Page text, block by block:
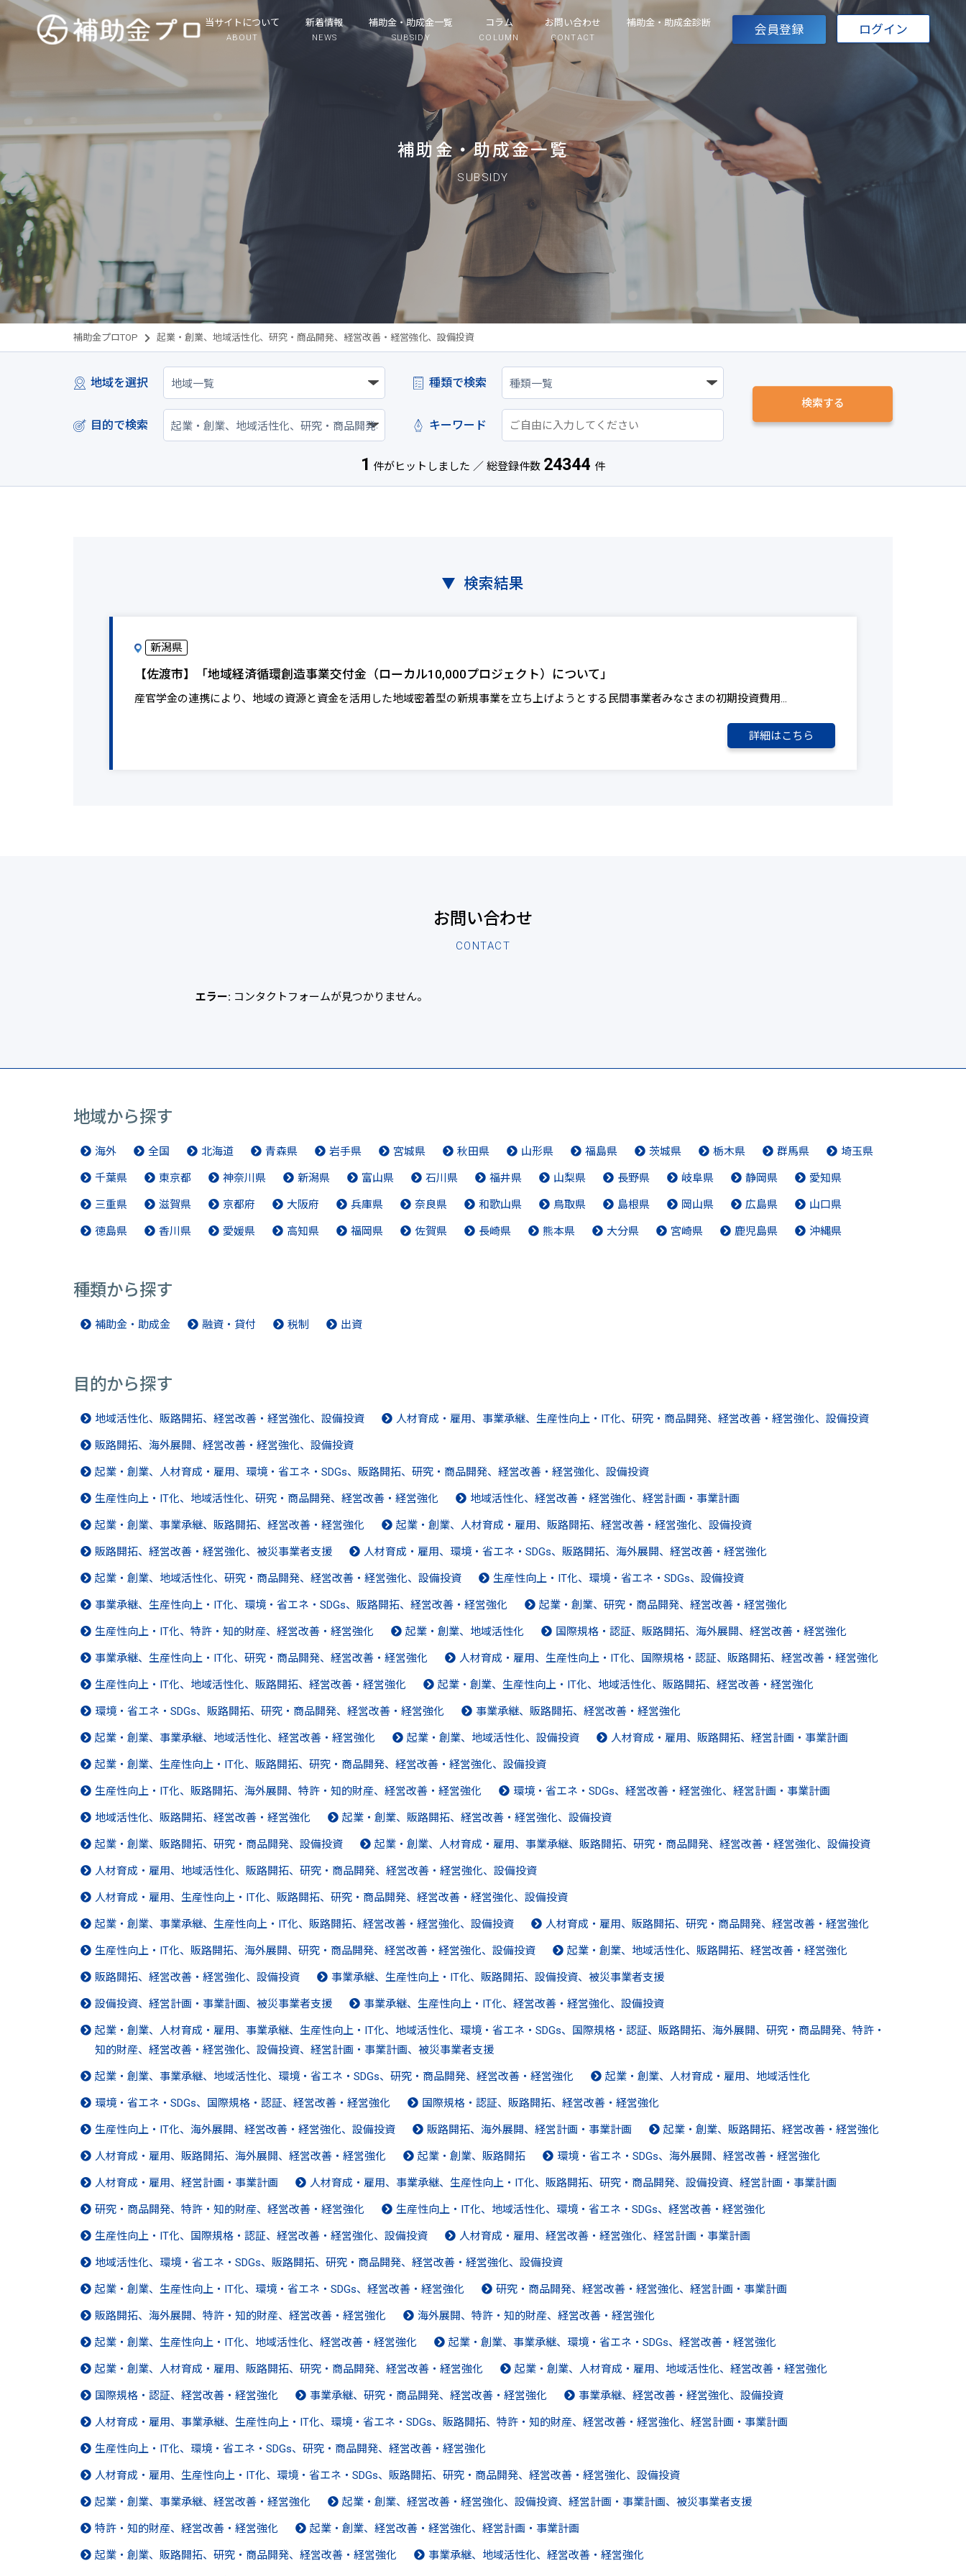
当サイトについて
ABOUT
新着情報
NEWS
補助金・助成金一覧
SUBSIDY
コラム
COLUMN
お問い合わせ
CONTACT
補助金・助成金診断 会員登録 ログイン
補助金・助成金一覧
SUBSIDY
補助金プロTOP 起業・創業、地域活性化、研究・商品開発、経営改善・経営強化、設備投資
地域を選択 種類で検索
目的で検索 キーワード
1 件がヒットしました ／ 総登録件数 24344 件
検索結果
新潟県
【佐渡市】「地域経済循環創造事業交付金（ローカル10,000プロジェクト）について」
産官学金の連携により、地域の資源と資金を活用した地域密着型の新規事業を立ち上げようとする民間事業者みなさまの初期投資費用…
詳細はこちら
お問い合わせ
CONTACT
エラー: コンタクトフォームが見つかりません。
地域から探す
海外 全国 北海道 青森県 岩手県 宮城県 秋田県 山形県 福島県 茨城県 栃木県 群馬県 埼玉県
千葉県 東京都 神奈川県 新潟県 富山県 石川県 福井県 山梨県 長野県 岐阜県 静岡県 愛知県
三重県 滋賀県 京都府 大阪府 兵庫県 奈良県 和歌山県 鳥取県 島根県 岡山県 広島県 山口県
徳島県 香川県 愛媛県 高知県 福岡県 佐賀県 長崎県 熊本県 大分県 宮崎県 鹿児島県 沖縄県
種類から探す
補助金・助成金 融資・貸付 税制 出資
目的から探す
地域活性化、販路開拓、経営改善・経営強化、設備投資 人材育成・雇用、事業承継、生産性向上・IT化、研究・商品開発、経営改善・経営強化、設備投資
販路開拓、海外展開、経営改善・経営強化、設備投資
起業・創業、人材育成・雇用、環境・省エネ・SDGs、販路開拓、研究・商品開発、経営改善・経営強化、設備投資
生産性向上・IT化、地域活性化、研究・商品開発、経営改善・経営強化 地域活性化、経営改善・経営強化、経営計画・事業計画
起業・創業、事業承継、販路開拓、経営改善・経営強化 起業・創業、人材育成・雇用、販路開拓、経営改善・経営強化、設備投資
販路開拓、経営改善・経営強化、被災事業者支援 人材育成・雇用、環境・省エネ・SDGs、販路開拓、海外展開、経営改善・経営強化
起業・創業、地域活性化、研究・商品開発、経営改善・経営強化、設備投資 生産性向上・IT化、環境・省エネ・SDGs、設備投資
事業承継、生産性向上・IT化、環境・省エネ・SDGs、販路開拓、経営改善・経営強化 起業・創業、研究・商品開発、経営改善・経営強化
生産性向上・IT化、特許・知的財産、経営改善・経営強化 起業・創業、地域活性化 国際規格・認証、販路開拓、海外展開、経営改善・経営強化
事業承継、生産性向上・IT化、研究・商品開発、経営改善・経営強化 人材育成・雇用、生産性向上・IT化、国際規格・認証、販路開拓、経営改善・経営強化
生産性向上・IT化、地域活性化、販路開拓、経営改善・経営強化 起業・創業、生産性向上・IT化、地域活性化、販路開拓、経営改善・経営強化
環境・省エネ・SDGs、販路開拓、研究・商品開発、経営改善・経営強化 事業承継、販路開拓、経営改善・経営強化
起業・創業、事業承継、地域活性化、経営改善・経営強化 起業・創業、地域活性化、設備投資 人材育成・雇用、販路開拓、経営計画・事業計画
起業・創業、生産性向上・IT化、販路開拓、研究・商品開発、経営改善・経営強化、設備投資
生産性向上・IT化、販路開拓、海外展開、特許・知的財産、経営改善・経営強化 環境・省エネ・SDGs、経営改善・経営強化、経営計画・事業計画
地域活性化、販路開拓、経営改善・経営強化 起業・創業、販路開拓、経営改善・経営強化、設備投資
起業・創業、販路開拓、研究・商品開発、設備投資 起業・創業、人材育成・雇用、事業承継、販路開拓、研究・商品開発、経営改善・経営強化、設備投資
人材育成・雇用、地域活性化、販路開拓、研究・商品開発、経営改善・経営強化、設備投資
人材育成・雇用、生産性向上・IT化、販路開拓、研究・商品開発、経営改善・経営強化、設備投資
起業・創業、事業承継、生産性向上・IT化、販路開拓、経営改善・経営強化、設備投資 人材育成・雇用、販路開拓、研究・商品開発、経営改善・経営強化
生産性向上・IT化、販路開拓、海外展開、研究・商品開発、経営改善・経営強化、設備投資 起業・創業、地域活性化、販路開拓、経営改善・経営強化
販路開拓、経営改善・経営強化、設備投資 事業承継、生産性向上・IT化、販路開拓、設備投資、被災事業者支援
設備投資、経営計画・事業計画、被災事業者支援 事業承継、生産性向上・IT化、経営改善・経営強化、設備投資
起業・創業、人材育成・雇用、事業承継、生産性向上・IT化、地域活性化、環境・省エネ・SDGs、国際規格・認証、販路開拓、海外展開、研究・商品開発、特許・
知的財産、経営改善・経営強化、設備投資、経営計画・事業計画、被災事業者支援
起業・創業、事業承継、地域活性化、環境・省エネ・SDGs、研究・商品開発、経営改善・経営強化 起業・創業、人材育成・雇用、地域活性化
環境・省エネ・SDGs、国際規格・認証、経営改善・経営強化 国際規格・認証、販路開拓、経営改善・経営強化
生産性向上・IT化、海外展開、経営改善・経営強化、設備投資 販路開拓、海外展開、経営計画・事業計画 起業・創業、販路開拓、経営改善・経営強化
人材育成・雇用、販路開拓、海外展開、経営改善・経営強化 起業・創業、販路開拓 環境・省エネ・SDGs、海外展開、経営改善・経営強化
人材育成・雇用、経営計画・事業計画 人材育成・雇用、事業承継、生産性向上・IT化、販路開拓、研究・商品開発、設備投資、経営計画・事業計画
研究・商品開発、特許・知的財産、経営改善・経営強化 生産性向上・IT化、地域活性化、環境・省エネ・SDGs、経営改善・経営強化
生産性向上・IT化、国際規格・認証、経営改善・経営強化、設備投資 人材育成・雇用、経営改善・経営強化、経営計画・事業計画
地域活性化、環境・省エネ・SDGs、販路開拓、研究・商品開発、経営改善・経営強化、設備投資
起業・創業、生産性向上・IT化、環境・省エネ・SDGs、経営改善・経営強化 研究・商品開発、経営改善・経営強化、経営計画・事業計画
販路開拓、海外展開、特許・知的財産、経営改善・経営強化 海外展開、特許・知的財産、経営改善・経営強化
起業・創業、生産性向上・IT化、地域活性化、経営改善・経営強化 起業・創業、事業承継、環境・省エネ・SDGs、経営改善・経営強化
起業・創業、人材育成・雇用、販路開拓、研究・商品開発、経営改善・経営強化 起業・創業、人材育成・雇用、地域活性化、経営改善・経営強化
国際規格・認証、経営改善・経営強化 事業承継、研究・商品開発、経営改善・経営強化 事業承継、経営改善・経営強化、設備投資
人材育成・雇用、事業承継、生産性向上・IT化、環境・省エネ・SDGs、販路開拓、特許・知的財産、経営改善・経営強化、経営計画・事業計画
生産性向上・IT化、環境・省エネ・SDGs、研究・商品開発、経営改善・経営強化
人材育成・雇用、生産性向上・IT化、環境・省エネ・SDGs、販路開拓、研究・商品開発、経営改善・経営強化、設備投資
起業・創業、事業承継、経営改善・経営強化 起業・創業、経営改善・経営強化、設備投資、経営計画・事業計画、被災事業者支援
特許・知的財産、経営改善・経営強化 起業・創業、経営改善・経営強化、経営計画・事業計画
起業・創業、販路開拓、研究・商品開発、経営改善・経営強化 事業承継、地域活性化、経営改善・経営強化